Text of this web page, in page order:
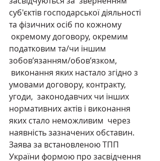
суб'єктів господарської діяльності
та фізичних осіб по кожному
окремому договору, окремим
податковим та/чи іншим
зобов’язанням/обов’язком,
виконання яких настало згідно з
умовами договору, контракту,
угоди,  законодавчих чи інших
нормативних актів і виконання
яких стало неможливим  через
наявність зазначених обставин.
Заява за встановленою ТПП
України формою про засвідчення